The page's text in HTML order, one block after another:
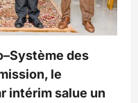
des
le
intérim salue un